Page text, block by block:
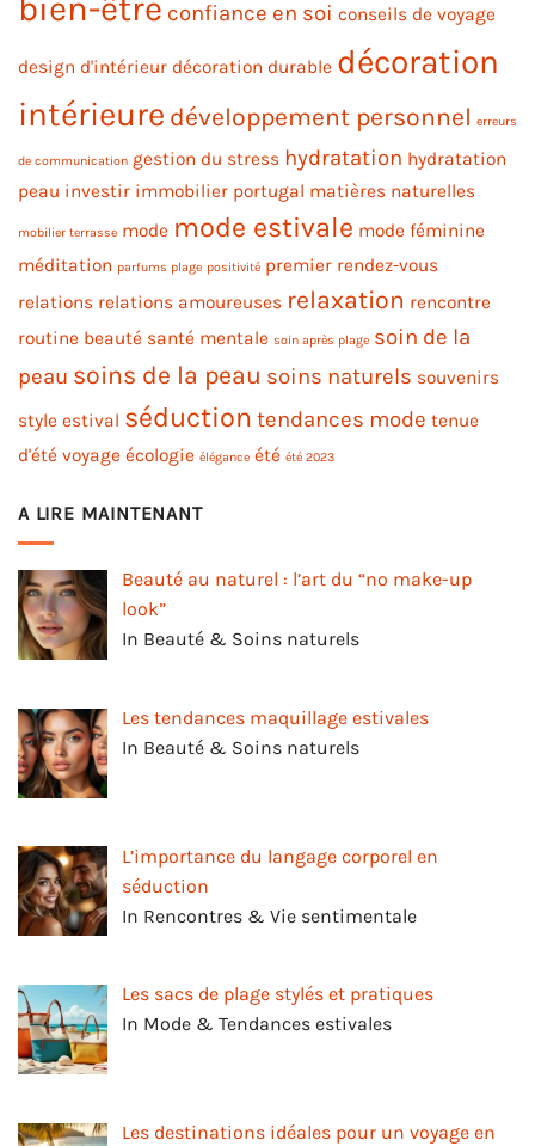
bien-être confiance en soi conseils de voyage
design d'intérieur décoration durable décoration
intérieure développement personnel erreurs
de communication gestion du stress hydratation hydratation
peau investir immobilier portugal matières naturelles
mobilier terrasse mode mode estivale mode féminine
méditation parfums plage positivité premier rendez-vous
relations relations amoureuses relaxation rencontre
routine beauté santé mentale soin après plage soin de la
peau soins de la peau soins naturels souvenirs
style estival séduction tendances mode tenue
d'été voyage écologie élégance été été 2023
A LIRE MAINTENANT
Beauté au naturel : l’art du “no make-up
look”
In Beauté & Soins naturels
Les tendances maquillage estivales
In Beauté & Soins naturels
L’importance du langage corporel en
séduction
In Rencontres & Vie sentimentale
Les sacs de plage stylés et pratiques
In Mode & Tendances estivales
Les destinations idéales pour un voyage en